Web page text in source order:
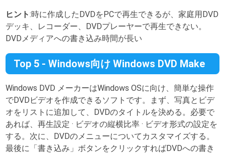
ヒント:時に作成したDVDをPCで再生できるが、家庭用DVD
デッキ、レコーダー、DVDプレーヤーで再生できない。
DVDメディアへの書き込み時間が長い
Top 5 - Windows向け Windows DVD Make
Windows DVD メーカーはWindows OSに向け、簡単な操作
でDVDビデオを作成できるソフトです。まず、写真とビデ
オをリストに追加して、DVDのタイトルを決める。必要で
あれば、再生設定 · ビデオの縦横比率 · ビデオ形式の設定を
する。次に、DVDのメニューについてカスタマイズする。
最後に「書き込み」ボタンをクリックすればDVDへの書き